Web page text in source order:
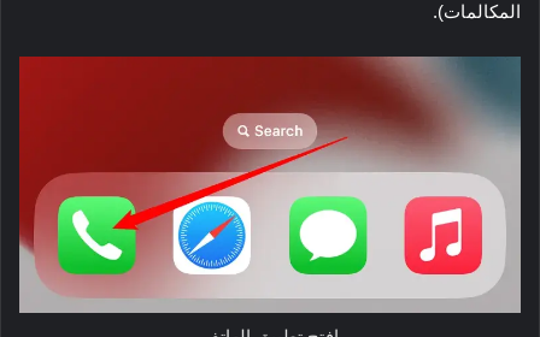
المكالمات).